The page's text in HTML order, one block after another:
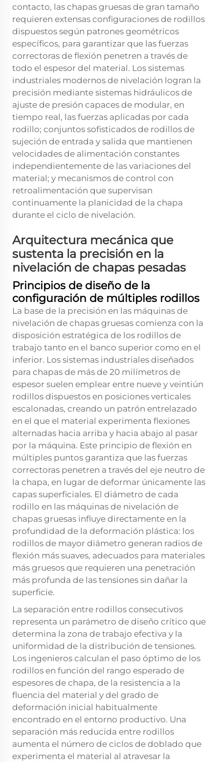
contacto, las chapas gruesas de gran tamaño
requieren extensas configuraciones de rodillos
dispuestos según patrones geométricos
específicos, para garantizar que las fuerzas
correctoras de flexión penetren a través de
todo el espesor del material. Los sistemas
industriales modernos de nivelación logran la
precisión mediante sistemas hidráulicos de
ajuste de presión capaces de modular, en
tiempo real, las fuerzas aplicadas por cada
rodillo; conjuntos sofisticados de rodillos de
sujeción de entrada y salida que mantienen
velocidades de alimentación constantes
independientemente de las variaciones del
material; y mecanismos de control con
retroalimentación que supervisan
continuamente la planicidad de la chapa
durante el ciclo de nivelación.
Arquitectura mecánica que
sustenta la precisión en la
nivelación de chapas pesadas
Principios de diseño de la
configuración de múltiples rodillos
La base de la precisión en las máquinas de
nivelación de chapas gruesas comienza con la
disposición estratégica de los rodillos de
trabajo tanto en el banco superior como en el
inferior. Los sistemas industriales diseñados
para chapas de más de 20 milímetros de
espesor suelen emplear entre nueve y veintiún
rodillos dispuestos en posiciones verticales
escalonadas, creando un patrón entrelazado
en el que el material experimenta flexiones
alternadas hacia arriba y hacia abajo al pasar
por la máquina. Este principio de flexión en
múltiples puntos garantiza que las fuerzas
correctoras penetren a través del eje neutro de
la chapa, en lugar de deformar únicamente las
capas superficiales. El diámetro de cada
rodillo en las máquinas de nivelación de
chapas gruesas influye directamente en la
profundidad de la deformación plástica: los
rodillos de mayor diámetro generan radios de
flexión más suaves, adecuados para materiales
más gruesos que requieren una penetración
más profunda de las tensiones sin dañar la
superficie.
La separación entre rodillos consecutivos
representa un parámetro de diseño crítico que
determina la zona de trabajo efectiva y la
uniformidad de la distribución de tensiones.
Los ingenieros calculan el paso óptimo de los
rodillos en función del rango esperado de
espesores de chapa, de la resistencia a la
fluencia del material y del grado de
deformación inicial habitualmente
encontrado en el entorno productivo. Una
separación más reducida entre rodillos
aumenta el número de ciclos de doblado que
experimenta el material al atravesar la